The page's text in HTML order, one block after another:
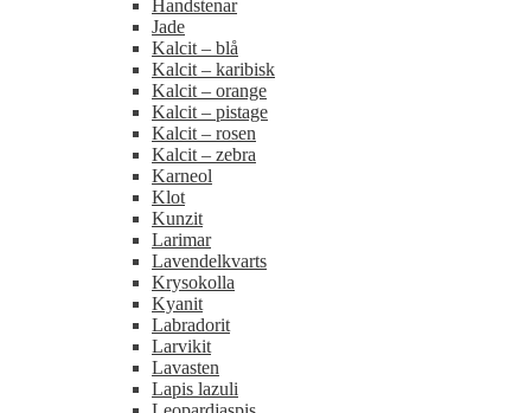
Handstenar
Jade
Kalcit – blå
Kalcit – karibisk
Kalcit – orange
Kalcit – pistage
Kalcit – rosen
Kalcit – zebra
Karneol
Klot
Kunzit
Larimar
Lavendelkvarts
Krysokolla
Kyanit
Labradorit
Larvikit
Lavasten
Lapis lazuli